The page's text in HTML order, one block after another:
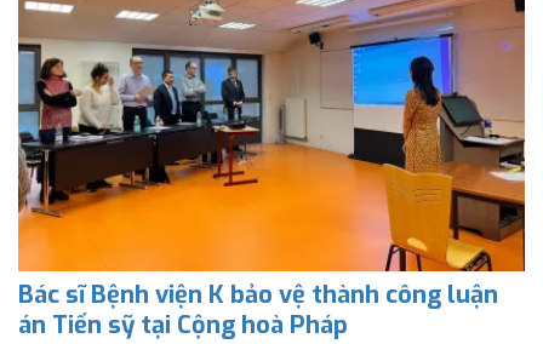
Bác sĩ Bệnh viện K bảo vệ thành công luận
án Tiến sỹ tại Cộng hoà Pháp